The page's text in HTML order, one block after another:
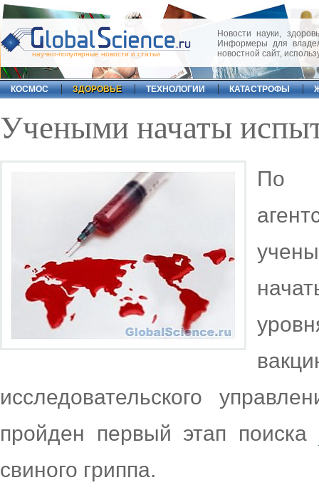
научно-популярные новости и статьи
Новости науки,
Информеры для
новостной сайт,
КОСМОС ЗДОРОВЬЕ ТЕХНОЛОГИИ КАТАСТРОФЫ
Учеными начаты
По
исследовательского
пройден первый этап поиска
свиного гриппа.